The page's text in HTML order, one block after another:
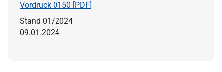
Vordruck 0150 [PDF]
Stand 01/2024
09.01.2024